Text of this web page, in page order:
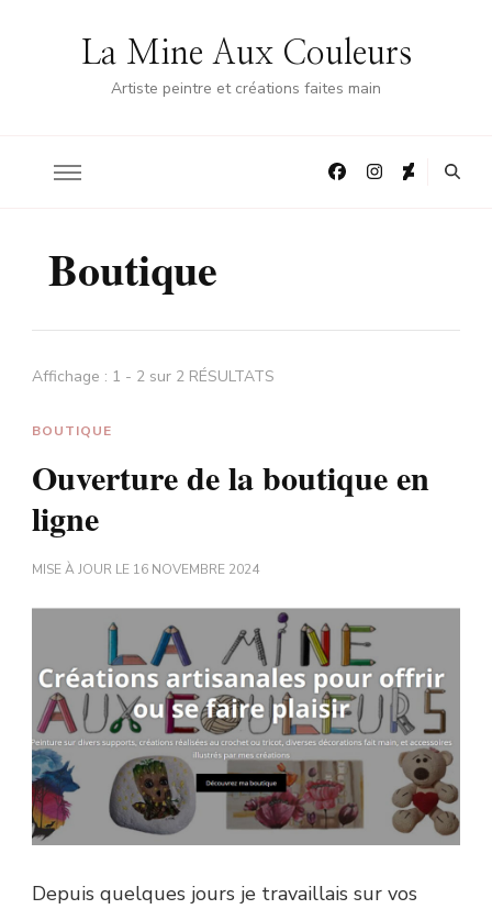
La Mine Aux Couleurs
Artiste peintre et créations faites main
Boutique
Affichage : 1 - 2 sur 2 RÉSULTATS
BOUTIQUE
Ouverture de la boutique en
ligne
MISE À JOUR LE 16 NOVEMBRE 2024
Depuis quelques jours je travaillais sur vos